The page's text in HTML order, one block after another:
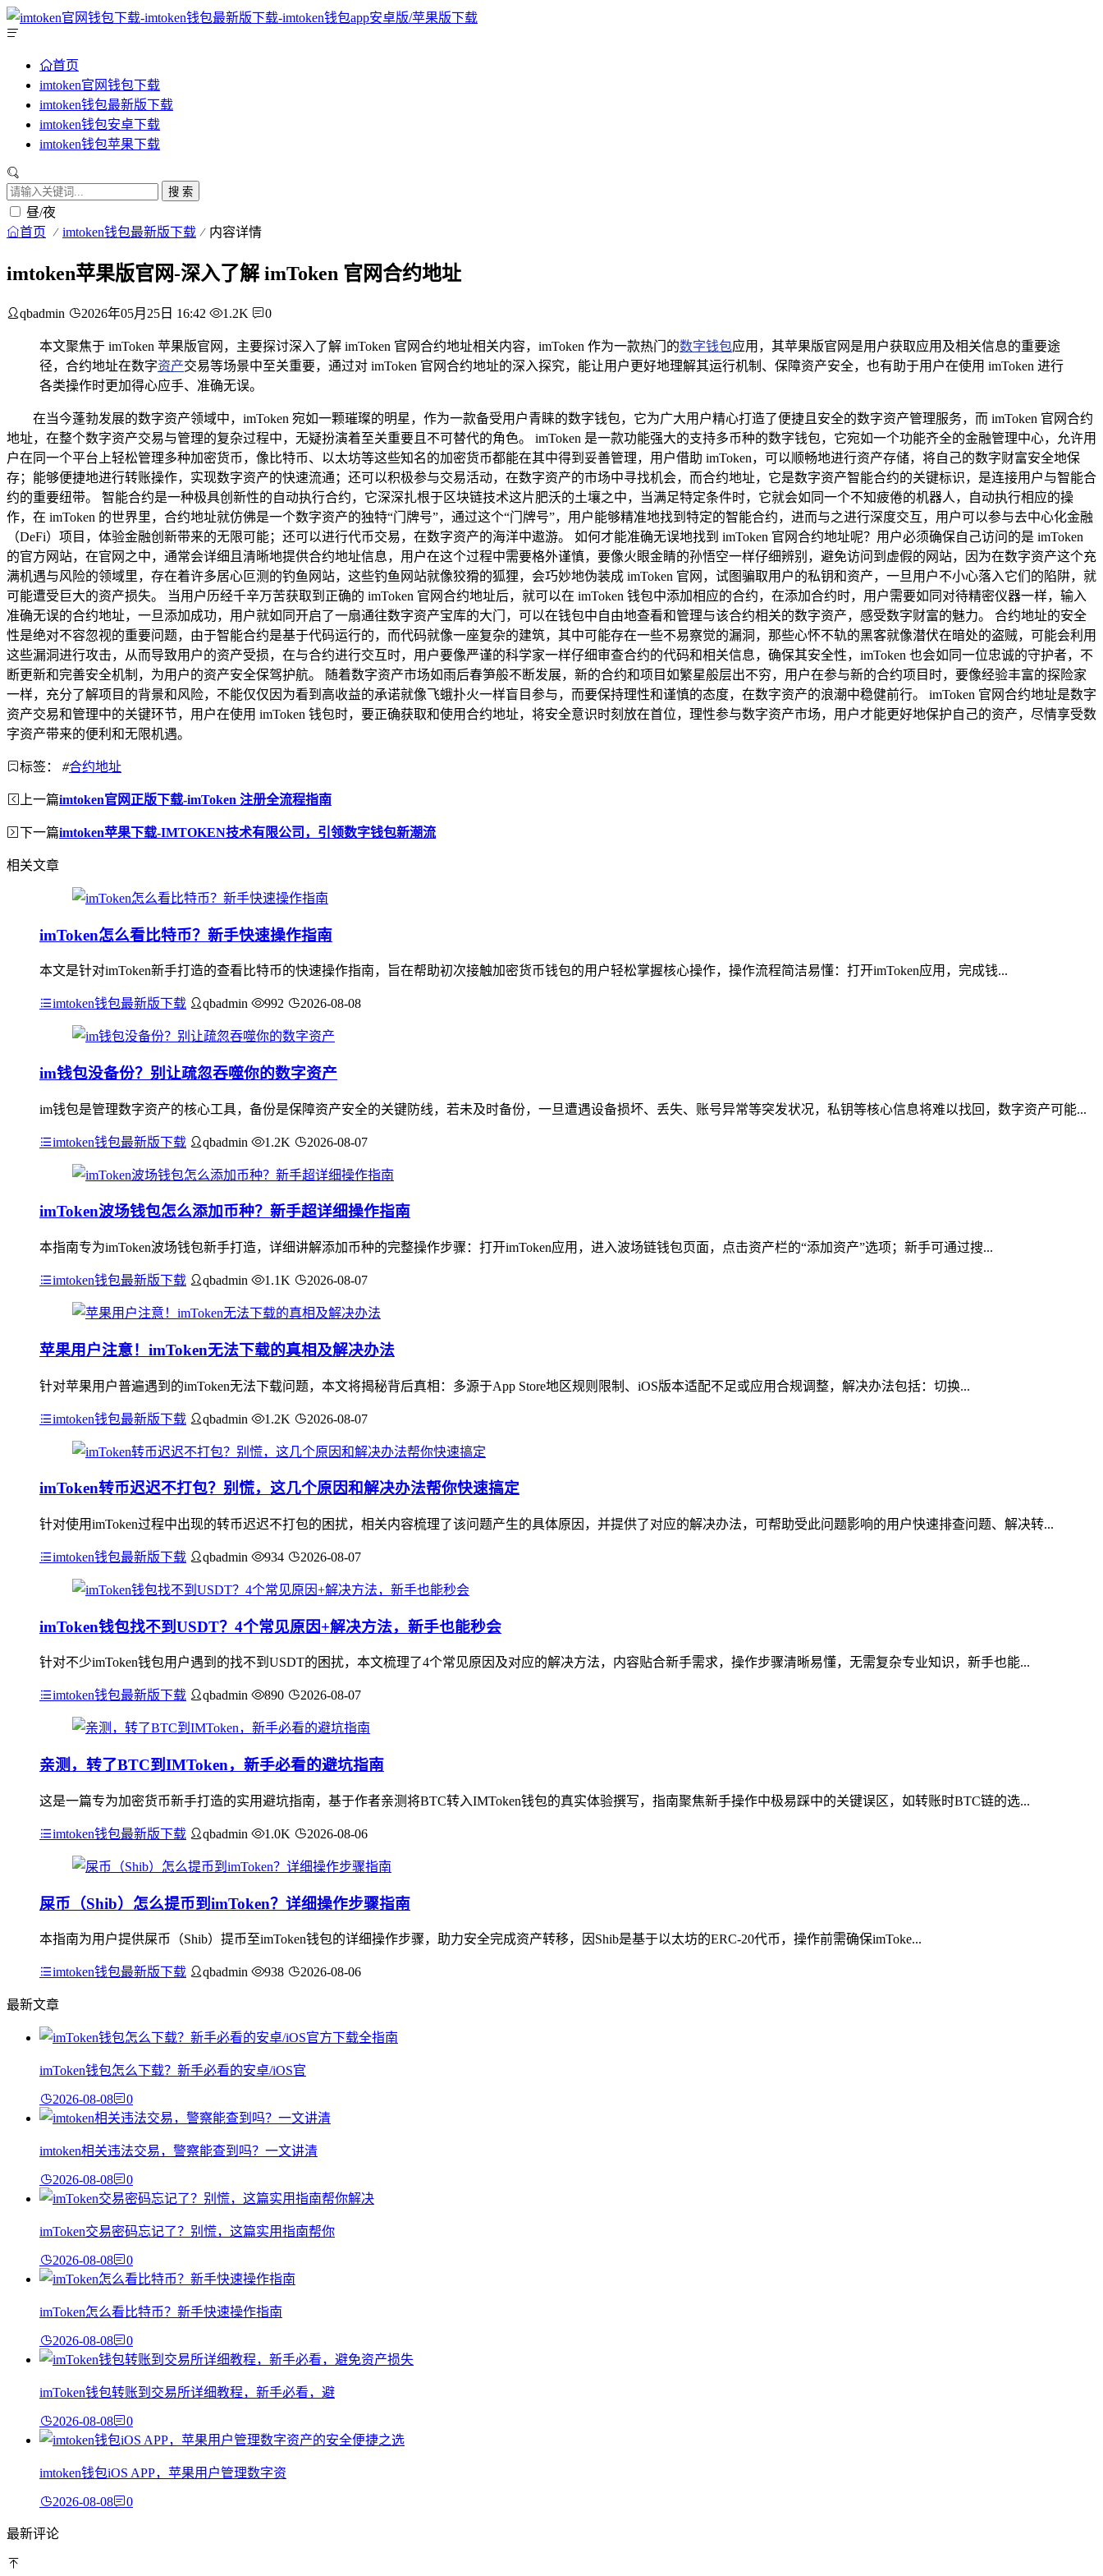
首页
imtoken官网钱包下载
imtoken钱包最新版下载
imtoken钱包安卓下载
imtoken钱包苹果下载
搜 索
昼/夜
首页 imtoken钱包最新版下载 内容详情
imtoken苹果版官网-深入了解 imToken 官网合约地址
qbadmin 2026年05月25日 16:42 1.2K 0
本文聚焦于 imToken 苹果版官网，主要探讨深入了解 imToken 官网合约地址相关内容，imToken 作为一款热门的数字钱包应用，其苹果版官网是用户获取应用及相关信息的重要途
径，合约地址在数字资产交易等场景中至关重要，通过对 imToken 官网合约地址的深入探究，能让用户更好地理解其运行机制、保障资产安全，也有助于用户在使用 imToken 进行
各类操作时更加得心应手、准确无误。
在当今蓬勃发展的数字资产领域中，imToken 宛如一颗璀璨的明星，作为一款备受用户青睐的数字钱包，它为广大用户精心打造了便捷且安全的数字资产管理服务，而 imToken 官网合约
地址，在整个数字资产交易与管理的复杂过程中，无疑扮演着至关重要且不可替代的角色。 imToken 是一款功能强大的支持多币种的数字钱包，它宛如一个功能齐全的金融管理中心，允许用
户在同一个平台上轻松管理多种加密货币，像比特币、以太坊等这些知名的加密货币都能在其中得到妥善管理，用户借助 imToken，可以顺畅地进行资产存储，将自己的数字财富安全地保
存；能够便捷地进行转账操作，实现数字资产的快速流通；还可以积极参与交易活动，在数字资产的市场中寻找机会，而合约地址，它是数字资产智能合约的关键标识，是连接用户与智能合
约的重要纽带。 智能合约是一种极具创新性的自动执行合约，它深深扎根于区块链技术这片肥沃的土壤之中，当满足特定条件时，它就会如同一个不知疲倦的机器人，自动执行相应的操
作，在 imToken 的世界里，合约地址就仿佛是一个数字资产的独特“门牌号”，通过这个“门牌号”，用户能够精准地找到特定的智能合约，进而与之进行深度交互，用户可以参与去中心化金融
（DeFi）项目，体验金融创新带来的无限可能；还可以进行代币交易，在数字资产的海洋中遨游。 如何才能准确无误地找到 imToken 官网合约地址呢？用户必须确保自己访问的是 imToken
的官方网站，在官网之中，通常会详细且清晰地提供合约地址信息，用户在这个过程中需要格外谨慎，要像火眼金睛的孙悟空一样仔细辨别，避免访问到虚假的网站，因为在数字资产这个充
满机遇与风险的领域里，存在着许多居心叵测的钓鱼网站，这些钓鱼网站就像狡猾的狐狸，会巧妙地伪装成 imToken 官网，试图骗取用户的私钥和资产，一旦用户不小心落入它们的陷阱，就
可能遭受巨大的资产损失。 当用户历经千辛万苦获取到正确的 imToken 官网合约地址后，就可以在 imToken 钱包中添加相应的合约，在添加合约时，用户需要如同对待精密仪器一样，输入
准确无误的合约地址，一旦添加成功，用户就如同开启了一扇通往数字资产宝库的大门，可以在钱包中自由地查看和管理与该合约相关的数字资产，感受数字财富的魅力。 合约地址的安全
性是绝对不容忽视的重要问题，由于智能合约是基于代码运行的，而代码就像一座复杂的建筑，其中可能存在一些不易察觉的漏洞，那些心怀不轨的黑客就像潜伏在暗处的盗贼，可能会利用
这些漏洞进行攻击，从而导致用户的资产受损，在与合约进行交互时，用户要像严谨的科学家一样仔细审查合约的代码和相关信息，确保其安全性，imToken 也会如同一位忠诚的守护者，不
断更新和完善安全机制，为用户的资产安全保驾护航。 随着数字资产市场如雨后春笋般不断发展，新的合约和项目如繁星般层出不穷，用户在参与新的合约项目时，要像经验丰富的探险家
一样，充分了解项目的背景和风险，不能仅仅因为看到高收益的承诺就像飞蛾扑火一样盲目参与，而要保持理性和谨慎的态度，在数字资产的浪潮中稳健前行。 imToken 官网合约地址是数字
资产交易和管理中的关键环节，用户在使用 imToken 钱包时，要正确获取和使用合约地址，将安全意识时刻放在首位，理性参与数字资产市场，用户才能更好地保护自己的资产，尽情享受数
字资产带来的便利和无限机遇。
标签： #合约地址
上一篇imtoken官网正版下载-imToken 注册全流程指南
下一篇imtoken苹果下载-IMTOKEN技术有限公司，引领数字钱包新潮流
相关文章
imToken怎么看比特币？新手快速操作指南
本文是针对imToken新手打造的查看比特币的快速操作指南，旨在帮助初次接触加密货币钱包的用户轻松掌握核心操作，操作流程简洁易懂：打开imToken应用，完成钱...
imtoken钱包最新版下载 qbadmin 992 2026-08-08
im钱包没备份？别让疏忽吞噬你的数字资产
im钱包是管理数字资产的核心工具，备份是保障资产安全的关键防线，若未及时备份，一旦遭遇设备损坏、丢失、账号异常等突发状况，私钥等核心信息将难以找回，数字资产可能...
imtoken钱包最新版下载 qbadmin 1.2K 2026-08-07
imToken波场钱包怎么添加币种？新手超详细操作指南
本指南专为imToken波场钱包新手打造，详细讲解添加币种的完整操作步骤：打开imToken应用，进入波场链钱包页面，点击资产栏的“添加资产”选项；新手可通过搜...
imtoken钱包最新版下载 qbadmin 1.1K 2026-08-07
苹果用户注意！imToken无法下载的真相及解决办法
针对苹果用户普遍遇到的imToken无法下载问题，本文将揭秘背后真相：多源于App Store地区规则限制、iOS版本适配不足或应用合规调整，解决办法包括：切换...
imtoken钱包最新版下载 qbadmin 1.2K 2026-08-07
imToken转币迟迟不打包？别慌，这几个原因和解决办法帮你快速搞定
针对使用imToken过程中出现的转币迟迟不打包的困扰，相关内容梳理了该问题产生的具体原因，并提供了对应的解决办法，可帮助受此问题影响的用户快速排查问题、解决转...
imtoken钱包最新版下载 qbadmin 934 2026-08-07
imToken钱包找不到USDT？4个常见原因+解决方法，新手也能秒会
针对不少imToken钱包用户遇到的找不到USDT的困扰，本文梳理了4个常见原因及对应的解决方法，内容贴合新手需求，操作步骤清晰易懂，无需复杂专业知识，新手也能...
imtoken钱包最新版下载 qbadmin 890 2026-08-07
亲测，转了BTC到IMToken，新手必看的避坑指南
这是一篇专为加密货币新手打造的实用避坑指南，基于作者亲测将BTC转入IMToken钱包的真实体验撰写，指南聚焦新手操作中极易踩中的关键误区，如转账时BTC链的选...
imtoken钱包最新版下载 qbadmin 1.0K 2026-08-06
屎币（Shib）怎么提币到imToken？详细操作步骤指南
本指南为用户提供屎币（Shib）提币至imToken钱包的详细操作步骤，助力安全完成资产转移，因Shib是基于以太坊的ERC-20代币，操作前需确保imToke...
imtoken钱包最新版下载 qbadmin 938 2026-08-06
最新文章
imToken钱包怎么下载？新手必看的安卓/iOS官
2026-08-08 0
imtoken相关违法交易，警察能查到吗？一文讲清
2026-08-08 0
imToken交易密码忘记了？别慌，这篇实用指南帮你
2026-08-08 0
imToken怎么看比特币？新手快速操作指南
2026-08-08 0
imToken钱包转账到交易所详细教程，新手必看，避
2026-08-08 0
imtoken钱包iOS APP，苹果用户管理数字资
2026-08-08 0
最新评论